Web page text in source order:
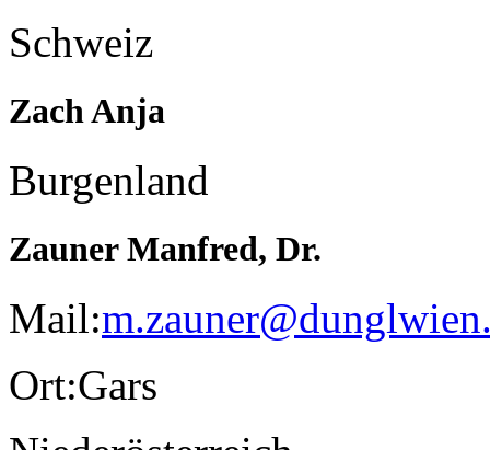
Schweiz
Zach Anja
Burgenland
Zauner Manfred, Dr.
Mail:
Ort:Gars